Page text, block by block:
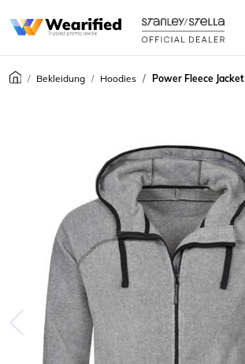
Bekleidung Hoodies Power Fleece Jacket